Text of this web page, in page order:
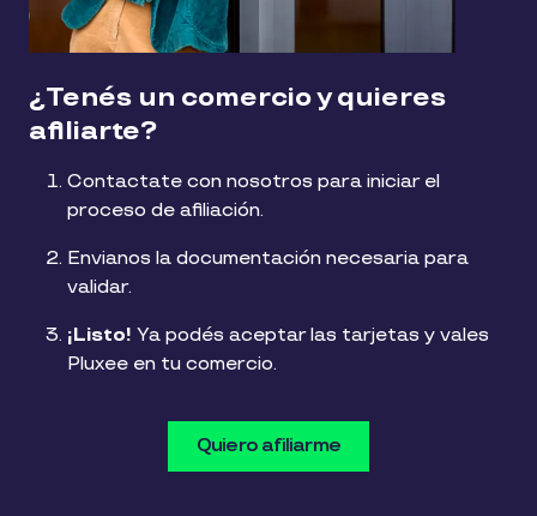
¿Tenés un comercio y quieres
afiliarte?
Contactate con nosotros para iniciar el
proceso de afiliación.
Envianos la documentación necesaria para
validar.
¡Listo! Ya podés aceptar las tarjetas y vales
Pluxee en tu comercio.
Quiero afiliarme